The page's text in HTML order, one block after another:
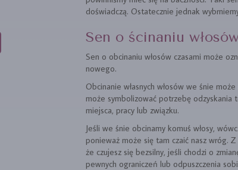
doświadczą. Ostatecznie jednak
Sen o ścinaniu
Sen o obcinaniu włosów czasami może
nowego.
Obcinanie własnych włosów we śnie
może symbolizować potrzebę
miejsca, pracy lub związku.
Jeśli we śnie obcinamy komuś włosy,
ponieważ może się tam czaić nasz wróg.
że czujesz się bezsilny, jeśli chodzi o
pewnych ograniczeń lub odpuszczenia